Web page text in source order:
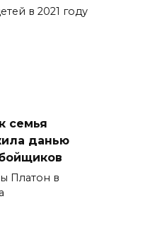
в 2021 году
семья
данью
Платон в